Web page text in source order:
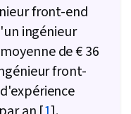
front-end
ingénieur
de € 36
front-